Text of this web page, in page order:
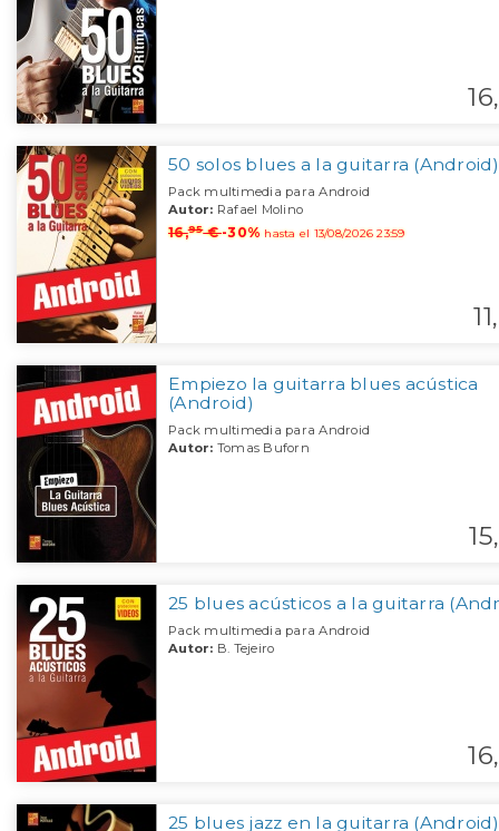
16,
50 solos blues a la guitarra (Android)
Pack multimedia para Android
Autor: Rafael Molino
16,95€-30%hasta el 13/08/2026 23:59
11,
Empiezo la guitarra blues acústica
(Android)
Pack multimedia para Android
Autor: Tomas Buforn
15,
25 blues acústicos a la guitarra
Pack multimedia para Android
Autor: B. Tejeiro
16,
25 blues jazz en la guitarra (Android)